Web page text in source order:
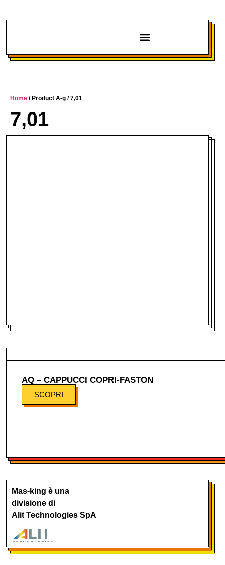
Home / Product A-g / 7,01
7,01
AQ – CAPPUCCI COPRI-FASTON
SCOPRI
Mas-king è una
divisione di
Alit Technologies SpA